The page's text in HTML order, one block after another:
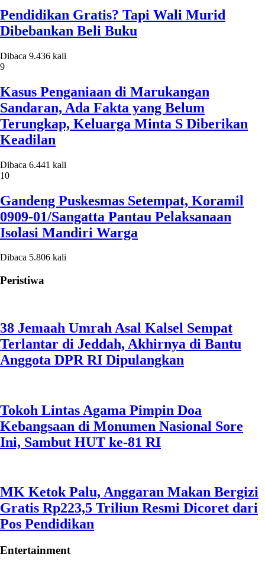
Pendidikan Gratis? Tapi Wali Murid
Dibebankan Beli Buku
Dibaca 9.436 kali
9
Kasus Penganiaan di Marukangan
Sandaran, Ada Fakta yang Belum
Terungkap, Keluarga Minta S Diberikan
Keadilan
Dibaca 6.441 kali
10
Gandeng Puskesmas Setempat, Koramil
0909-01/Sangatta Pantau Pelaksanaan
Isolasi Mandiri Warga
Dibaca 5.806 kali
Peristiwa
38 Jemaah Umrah Asal Kalsel Sempat
Terlantar di Jeddah, Akhirnya di Bantu
Anggota DPR RI Dipulangkan
Tokoh Lintas Agama Pimpin Doa
Kebangsaan di Monumen Nasional Sore
Ini, Sambut HUT ke-81 RI
MK Ketok Palu, Anggaran Makan Bergizi
Gratis Rp223,5 Triliun Resmi Dicoret dari
Pos Pendidikan
Entertainment